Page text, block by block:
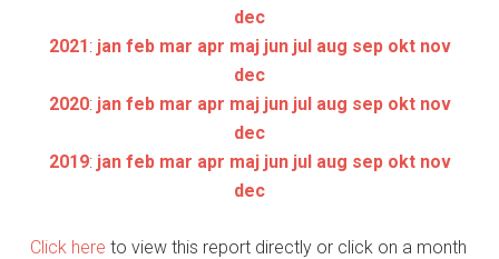
dec
2021: jan feb mar apr maj jun jul aug sep okt nov
dec
2020: jan feb mar apr maj jun jul aug sep okt nov
dec
2019: jan feb mar apr maj jun jul aug sep okt nov
dec
Click here to view this report directly or click on a month